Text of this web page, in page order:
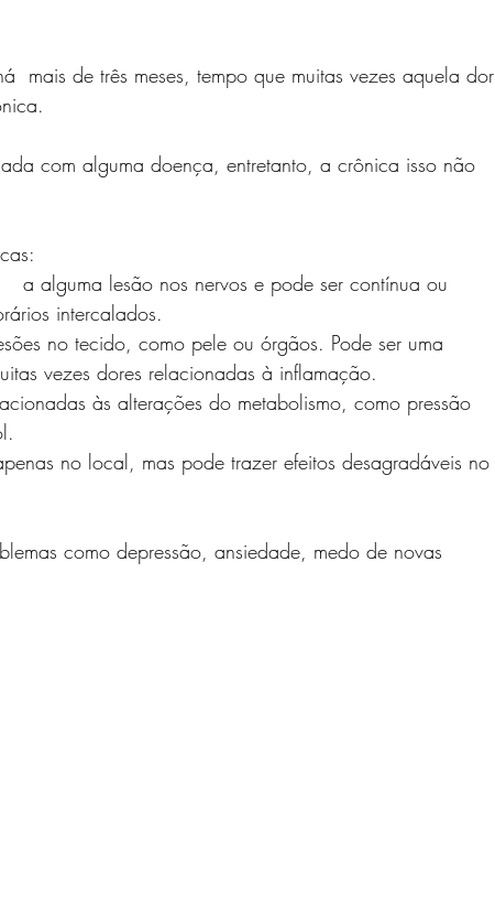
mais de três meses, tempo que muitas vezes aquela dor
com alguma doença, entretanto, a crônica isso não
a alguma lesão nos nervos e pode ser contínua ou
intercalados.
no tecido, como pele ou órgãos. Pode ser uma
vezes dores relacionadas à inflamação.
às alterações do metabolismo, como pressão
no local, mas pode trazer efeitos desagradáveis no
como depressão, ansiedade, medo de novas